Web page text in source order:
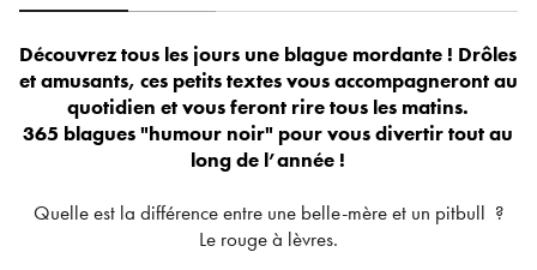
Découvrez tous les jours une blague mordante ! Drôles
et amusants, ces petits textes vous accompagneront au
quotidien et vous feront rire tous les matins.
365 blagues "humour noir" pour vous divertir tout au
long de l’année !
Quelle est la différence entre une belle-mère et un pitbull ?
Le rouge à lèvres.